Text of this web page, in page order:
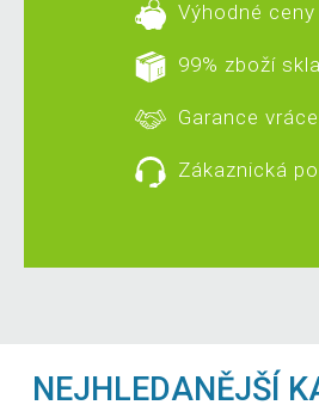
Výhodné ceny
99% zboží
Garance
Zákaznická
NEJHLEDANĚJŠÍ